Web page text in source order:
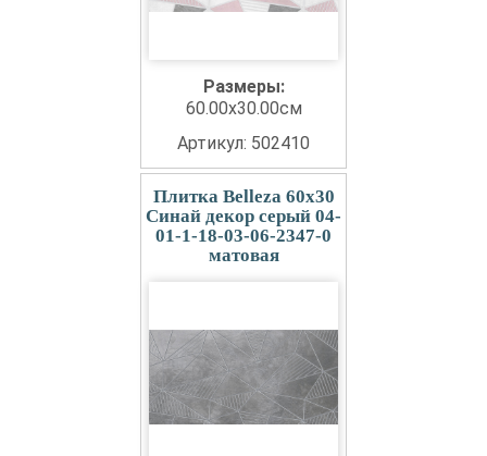
Размеры:
60.00x30.00см
Артикул: 502410
Плитка Belleza 60x30
Синай декор серый 04-
01-1-18-03-06-2347-0
матовая